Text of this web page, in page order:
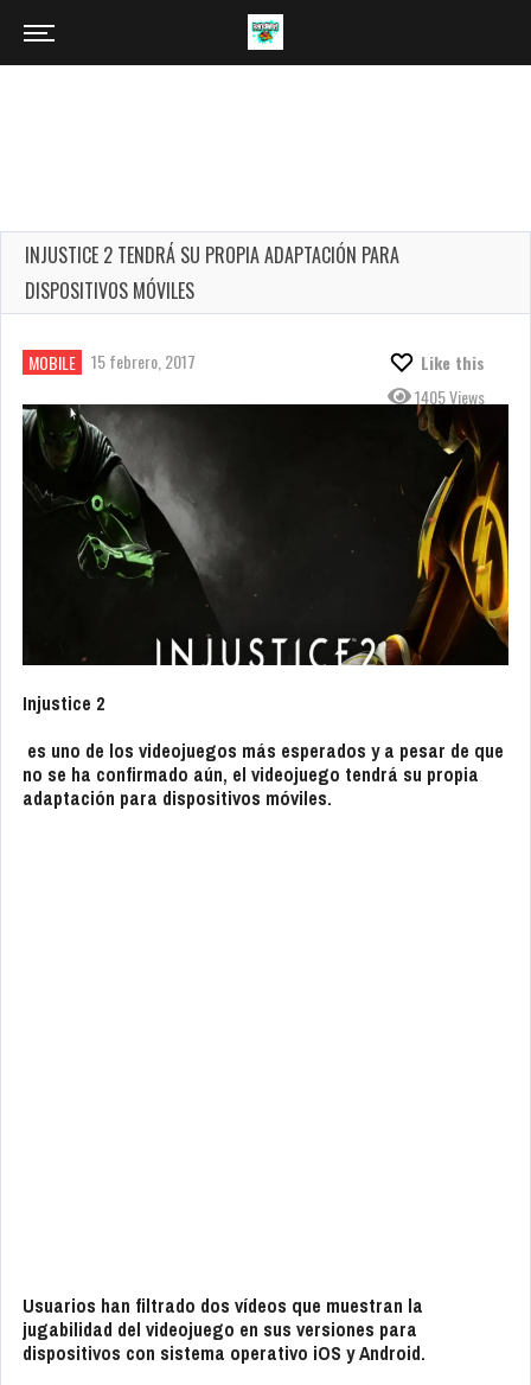
INJUSTICE 2 TENDRÁ SU PROPIA ADAPTACIÓN PARA
DISPOSITIVOS MÓVILES
MOBILE 15 febrero, 2017
Like this
1405 Views
Injustice 2
es uno de los videojuegos más esperados y a pesar de que
no se ha confirmado aún, el videojuego tendrá su propia
adaptación para dispositivos móviles.
Usuarios han filtrado dos vídeos que muestran la
jugabilidad del videojuego en sus versiones para
dispositivos con sistema operativo iOS yAndroid.